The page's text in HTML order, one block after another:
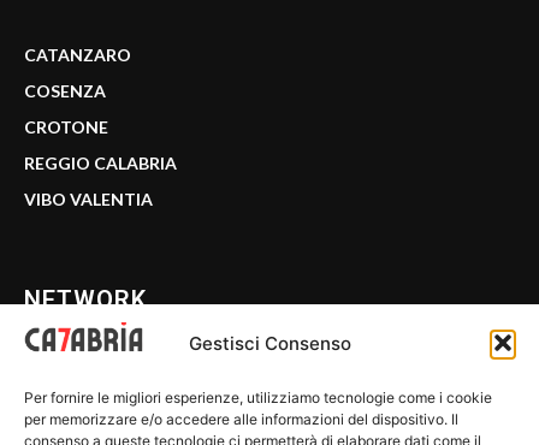
Gestisci Consenso
Per fornire le migliori esperienze, utilizziamo tecnologie come i cookie
per memorizzare e/o accedere alle informazioni del dispositivo. Il
consenso a queste tecnologie ci permetterà di elaborare dati come il
CATANZARO
COSENZA
CROTONE
REGGIO CALABRIA
VIBO VALENTIA
NETWORK
WE CALABRIA